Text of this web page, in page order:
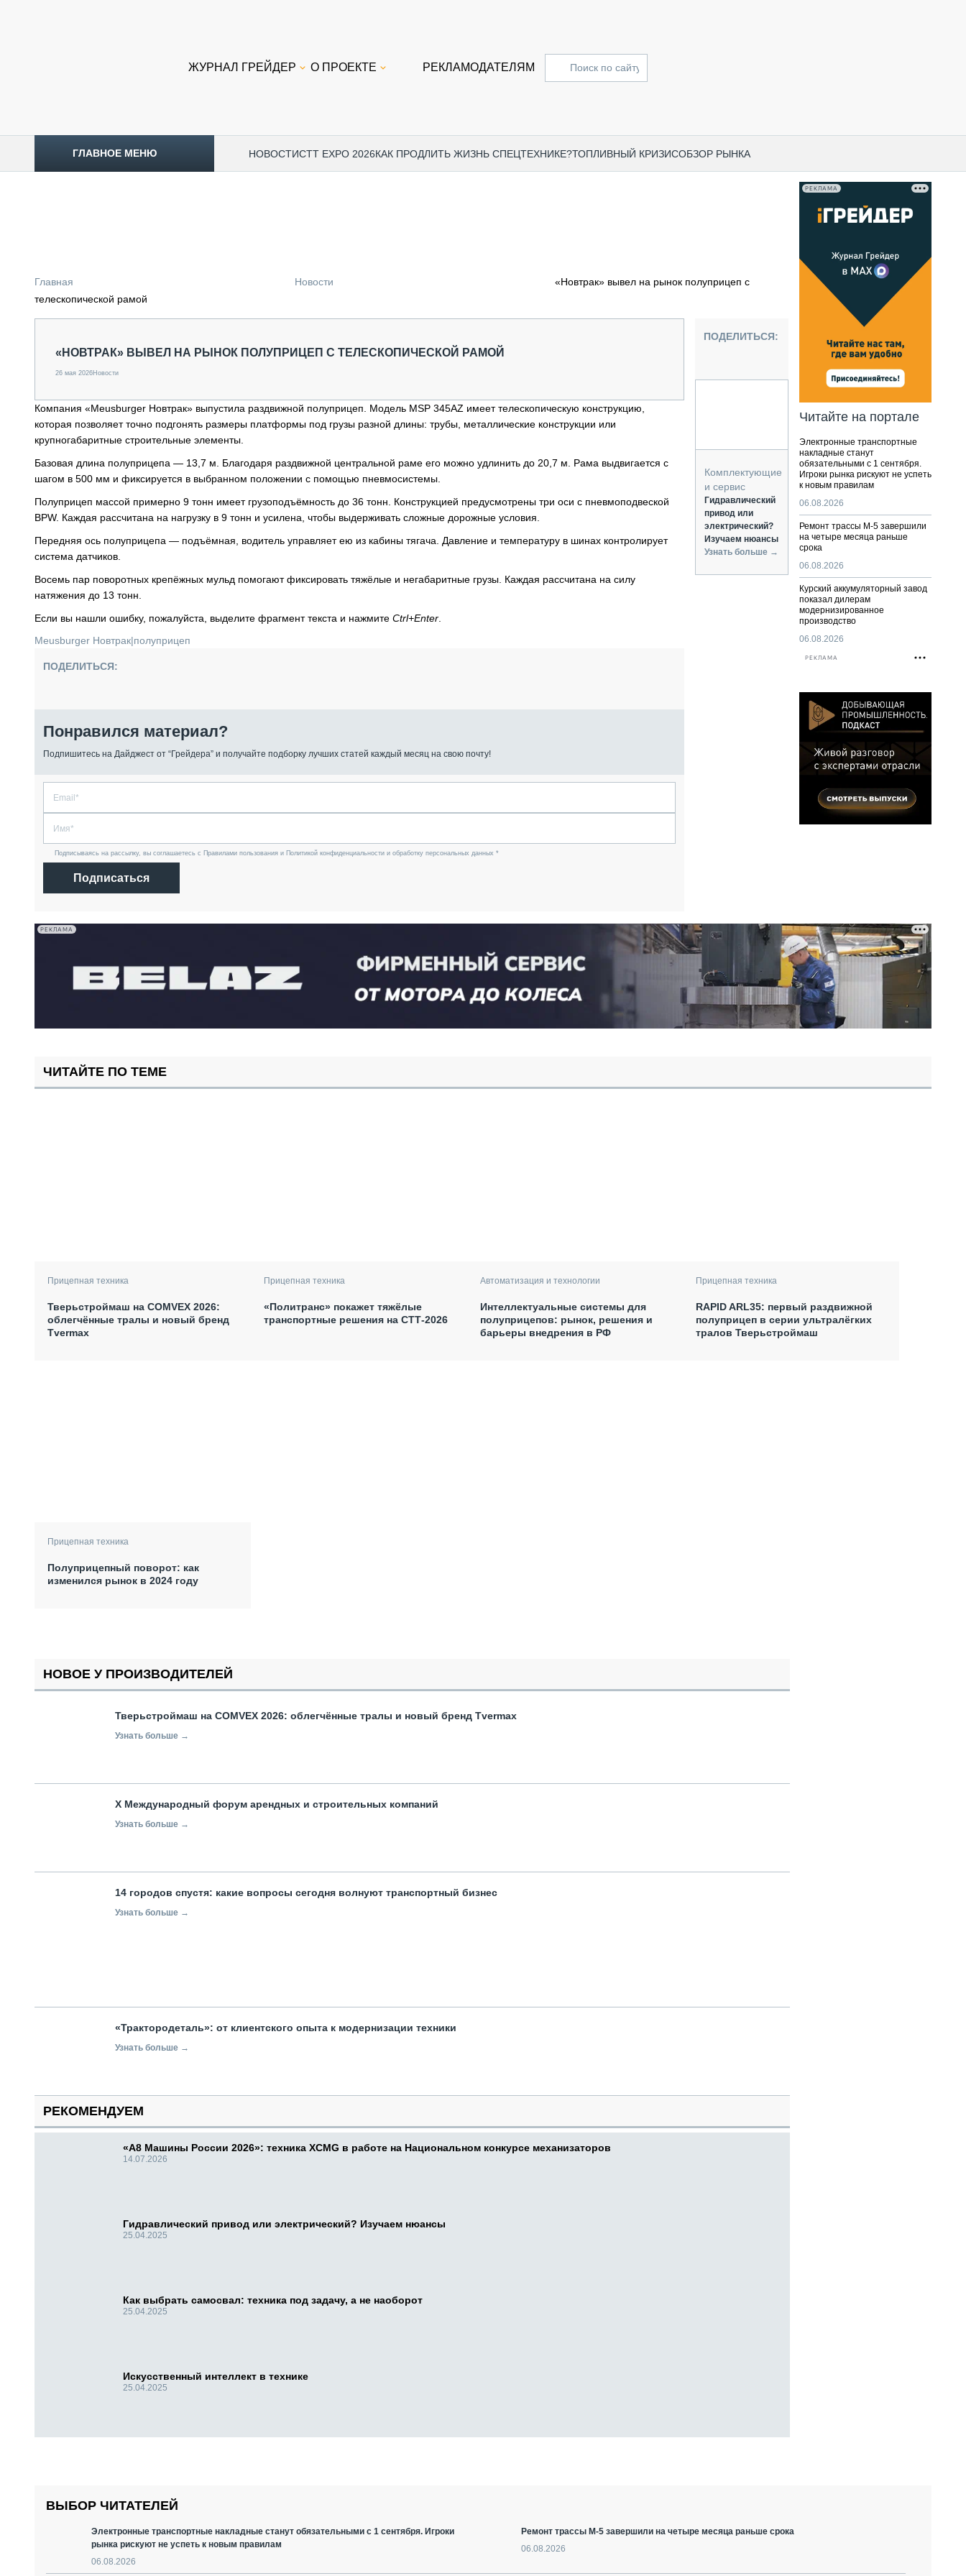
ЖУРНАЛ ГРЕЙДЕР О ПРОЕКТЕ РЕКЛАМОДАТЕЛЯМ
ГЛАВНОЕ МЕНЮ НОВОСТИCTT EXPO 2026КАК ПРОДЛИТЬ ЖИЗНЬ СПЕЦТЕХНИКЕ?ТОПЛИВНЫЙ КРИЗИСОБЗОР РЫНКА
ОБЗОР РЫНКА
ГРУЗОПЕРЕВОЗКИ
ИСПЫТАТЕЛИ
ТЕХНОЛОГИИ
ДОРОЖНАЯ ИНДУСТРИЯ
СЕРВИСМЕНЫ
БЛИЖАЙШИЕ МЕРОПРИЯТИЯ
ПОДЪЁМНАЯ ТЕХНИКА
ПАССАЖИРСКИЙ ТРАНСПОРТ
КАРЬЕРНАЯ ТЕХНИКА
ЛОГИСТИКА И СКЛАД
КОМПЛЕКТУЮЩИЕ И СЕРВИС
Главная Новости
«Новтрак» вывел на рынок полуприцеп с
телескопической рамой
«НОВТРАК» ВЫВЕЛ НА РЫНОК ПОЛУПРИЦЕП С ТЕЛЕСКОПИЧЕСКОЙ РАМОЙ
26 мая 2026Новости
Компания «Meusburger Новтрак» выпустила раздвижной полуприцеп. Модель MSP 345AZ имеет телескопическую конструкцию,
которая позволяет точно подгонять размеры платформы под грузы разной длины: трубы, металлические конструкции или
крупногабаритные строительные элементы.
Базовая длина полуприцепа — 13,7 м. Благодаря раздвижной центральной раме его можно удлинить до 20,7 м. Рама выдвигается с
шагом в 500 мм и фиксируется в выбранном положении с помощью пневмосистемы.
Полуприцеп массой примерно 9 тонн имеет грузоподъёмность до 36 тонн. Конструкцией предусмотрены три оси с пневмоподвеской
BPW. Каждая рассчитана на нагрузку в 9 тонн и усилена, чтобы выдерживать сложные дорожные условия.
Передняя ось полуприцепа — подъёмная, водитель управляет ею из кабины тягача. Давление и температуру в шинах контролирует
система датчиков.
Восемь пар поворотных крепёжных мульд помогают фиксировать тяжёлые и негабаритные грузы. Каждая рассчитана на силу
натяжения до 13 тонн.
Если вы нашли ошибку, пожалуйста, выделите фрагмент текста и нажмите Ctrl+Enter
Meusburger Новтрак|полуприцеп
ПОДЕЛИТЬСЯ:
Понравился материал?
Подпишитесь на Дайджест от “Грейдера” и получайте подборку лучших статей каждый месяц на свою почту!
Подписываясь на рассылку, вы соглашаетесь с Правилами пользования и Политикой конфиденциальности и обработку персональных данных *
Подписаться
ПОДЕЛИТЬСЯ:
Комплектующие
и сервис
Гидравлический
привод или
электрический?
Изучаем нюансы
Узнать больше →
РЕКЛАМА
Читайте на портале
Электронные транспортные
накладные станут
обязательными с 1 сентября.
Игроки рынка рискуют не успеть
к новым правилам
06.08.2026
Ремонт трассы М-5 завершили
на четыре месяца раньше
срока
06.08.2026
Курский аккумуляторный завод
показал дилерам
модернизированное
производство
06.08.2026
РЕКЛАМА
РЕКЛАМА
ЧИТАЙТЕ ПО ТЕМЕ
Прицепная техника
Тверьстроймаш на COMVEX 2026:
облегчённые тралы и новый бренд
Tvermax
Прицепная техника
«Политранс» покажет тяжёлые
транспортные решения на СТТ-2026
Автоматизация и технологии
Интеллектуальные системы для
полуприцепов: рынок, решения и
барьеры внедрения в РФ
Прицепная техника
RAPID ARL35: первый раздвижной
полуприцеп в серии ультралёгких
тралов Тверьстроймаш
Прицепная техника
Полуприцепный поворот: как
изменился рынок в 2024 году
НОВОЕ У ПРОИЗВОДИТЕЛЕЙ
Тверьстроймаш на COMVEX 2026: облегчённые тралы и новый бренд Tvermax
Узнать больше →
X Международный форум арендных и строительных компаний
Узнать больше →
14 городов спустя: какие вопросы сегодня волнуют транспортный бизнес
Узнать больше →
«Трактородеталь»: от клиентского опыта к модернизации техники
Узнать больше →
РЕКОМЕНДУЕМ
«А8 Машины России 2026»: техника XCMG в работе на Национальном конкурсе механизаторов
14.07.2026
Гидравлический привод или электрический? Изучаем нюансы
25.04.2025
Как выбрать самосвал: техника под задачу, а не наоборот
25.04.2025
Искусственный интеллект в технике
25.04.2025
ВЫБОР ЧИТАТЕЛЕЙ
Электронные транспортные накладные станут обязательными с 1 сентября. Игроки
рынка рискуют не успеть к новым правилам
06.08.2026
Ремонт трассы М-5 завершили на четыре месяца раньше срока
06.08.2026